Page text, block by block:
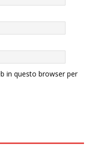
in questo browser per